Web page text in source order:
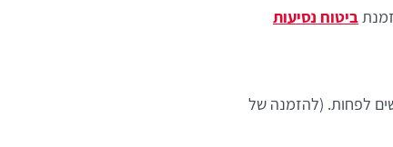
ביטוח נסיעות
לפחות. (להזמנה של